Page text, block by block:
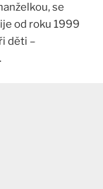
se
od roku 1999
děti –